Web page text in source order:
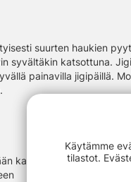
suurten haukien
syvältäkin katsottuna.
painavilla jigipäillä.
kanssa
Käytämme
tilastot.